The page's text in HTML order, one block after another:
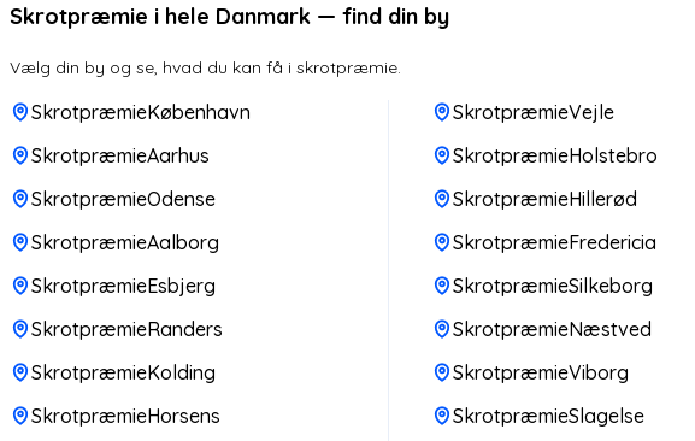
Skrotpræmie i hele Danmark — find din by
Vælg din by og se, hvad du kan få i skrotpræmie.
SkrotpræmieKøbenhavn
SkrotpræmieAarhus
SkrotpræmieOdense
SkrotpræmieAalborg
SkrotpræmieEsbjerg
SkrotpræmieRanders
SkrotpræmieKolding
SkrotpræmieHorsens
SkrotpræmieVejle
SkrotpræmieHolstebro
SkrotpræmieHillerød
SkrotpræmieFredericia
SkrotpræmieSilkeborg
SkrotpræmieNæstved
SkrotpræmieViborg
SkrotpræmieSlagelse